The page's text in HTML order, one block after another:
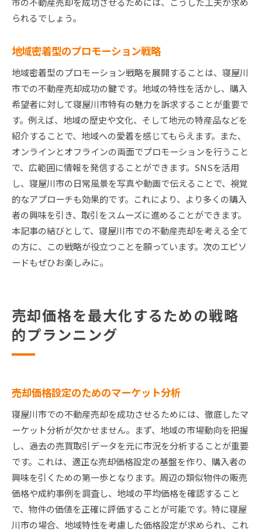
られるでしょう。
地域密着型のプロモーション戦略
地域密着型のプロモーション戦略を展開することは、寝屋川
市での不動産売却成功の鍵です。地域の特性を活かし、購入
希望者に対して寝屋川市特有の魅力を訴求することが重要で
す。例えば、地域の歴史や文化、そして地元の特産品などを
紹介することで、地域への愛着を感じてもらえます。また、
オンラインとオフラインの両面でプロモーションを行うこと
で、広範囲に情報を発信することができます。SNSを活用
し、寝屋川市の日常風景を写真や動画で伝えることで、視覚
的なアプローチも効果的です。これにより、より多くの購入
者の興味を引き、取引をスムーズに進めることができます。
本記事の結びとして、寝屋川市での不動産売却を考える全て
の方に、この戦略が役立つことを願っています。次のエピソ
ードもぜひお楽しみに。
売却価格を最大化するための戦略
的プランニング
売却価格設定のためのマーケット分析
寝屋川市での不動産売却を成功させるためには、徹底したマ
ーケット分析が欠かせません。まず、地域の市場動向を把握
し、過去の売買取引データを元に市況を分析することが重要
です。これは、適正な売却価格設定の基盤を作り、購入者の
興味を引くための第一歩となります。周辺の類似物件の販売
価格や成約事例を調査し、地域の平均価格を確認すること
で、物件の価値を正確に評価することが可能です。特に寝屋
川市の場合、地域特性を考慮した価格設定が求められ、これ